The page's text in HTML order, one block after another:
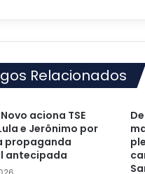
Relacionados
aciona TSE
e Jerônimo por
propaganda
antecipada